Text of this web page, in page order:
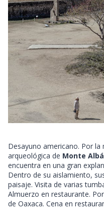
Desayuno americano. Por
arqueológica de Monte
encuentra en una gran
Dentro de su aislamiento,
paisaje. Visita de varias
Almuerzo en restaurante.
de Oaxaca. Cena en